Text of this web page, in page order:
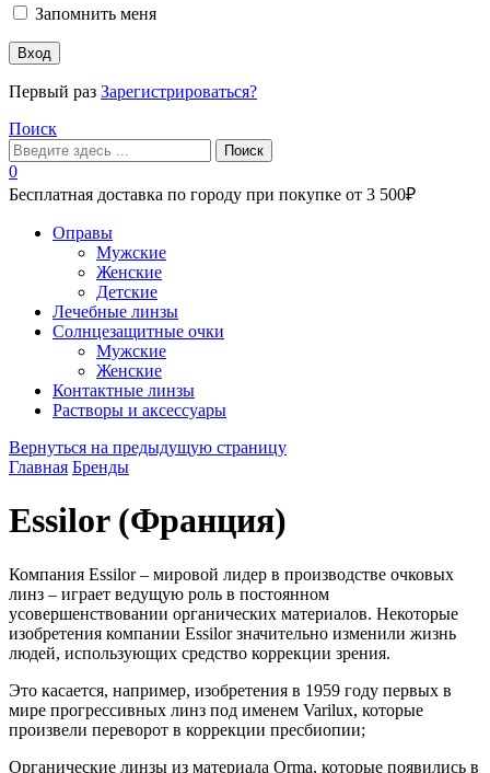
Запомнить меня
Вход
Первый раз Зарегистрироваться?
Поиск
Поиск
0
Бесплатная доставка по городу при покупке от 3 500₽
Оправы
Мужские
Женские
Детские
Лечебные линзы
Солнцезащитные очки
Мужские
Женские
Контактные линзы
Растворы и аксессуары
Вернуться на предыдущую страницу
Главная Бренды
Essilor (Франция)
Компания Essilor – мировой лидер в производстве очковых
линз – играет ведущую роль в постоянном
усовершенствовании органических материалов. Некоторые
изобретения компании Essilor значительно изменили жизнь
людей, использующих средство коррекции зрения.
Это касается, например, изобретения в 1959 году первых в
мире прогрессивных линз под именем Varilux, которые
произвели переворот в коррекции пресбиопии;
Органические линзы из материала Orma, которые появились в